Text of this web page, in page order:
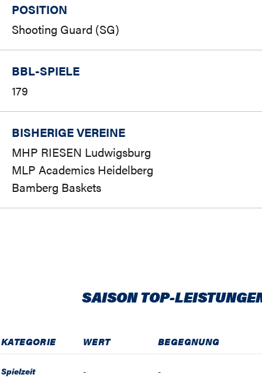
POSITION
Shooting Guard (SG)
BBL-SPIELE
179
BISHERIGE VEREINE
MHP RIESEN Ludwigsburg
MLP Academics Heidelberg
Bamberg Baskets
SAISON TOP-
KATEGORIE WERT BEGEGNUNG
Spielzeit - -